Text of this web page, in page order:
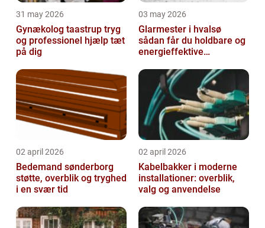
31 may 2026
Gynækolog taastrup tryg
og professionel hjælp tæt
på dig
03 may 2026
Glarmester i hvalsø
sådan får du holdbare og
energieffektive
02 april 2026
Bedemand sønderborg
støtte, overblik og tryghed
i en svær tid
02 april 2026
Kabelbakker i moderne
installationer: overblik,
valg og anvendelse